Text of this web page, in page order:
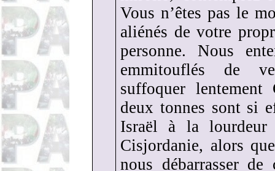
Vous n’êtes pas le
aliénés de votre
personne. Nous
emmitouflés de
suffoquer lentement
deux tonnes sont si
Israël à la lourdeur
Cisjordanie, alors
nous débarrasser